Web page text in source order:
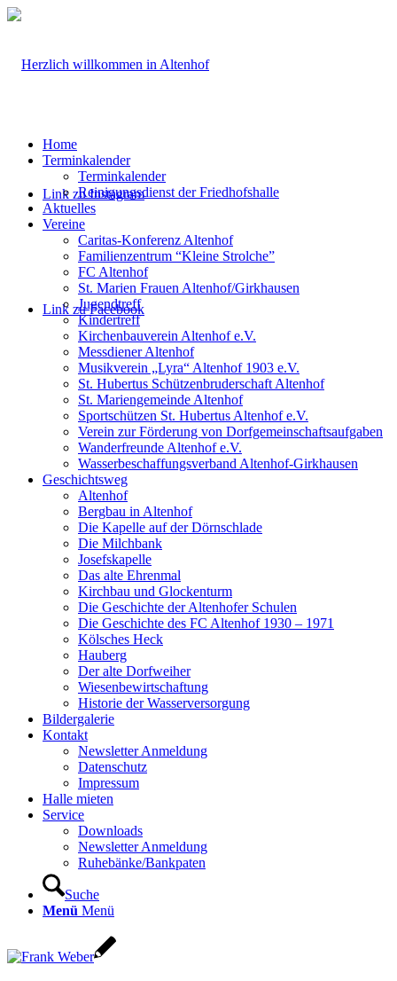
Link zu Instagram
Link zu Facebook
Home
Terminkalender
Terminkalender
Reinigungsdienst der Friedhofshalle
Aktuelles
Vereine
Caritas-Konferenz Altenhof
Familienzentrum “Kleine Strolche”
FC Altenhof
St. Marien Frauen Altenhof/Girkhausen
Jugendtreff
Kindertreff
Kirchenbauverein Altenhof e.V.
Messdiener Altenhof
Musikverein „Lyra“ Altenhof 1903 e.V.
St. Hubertus Schützenbruderschaft Altenhof
St. Mariengemeinde Altenhof
Sportschützen St. Hubertus Altenhof e.V.
Verein zur Förderung von Dorfgemeinschaftsaufgaben
Wanderfreunde Altenhof e.V.
Wasserbeschaffungsverband Altenhof-Girkhausen
Geschichtsweg
Altenhof
Bergbau in Altenhof
Die Kapelle auf der Dörnschlade
Die Milchbank
Josefskapelle
Das alte Ehrenmal
Kirchbau und Glockenturm
Die Geschichte der Altenhofer Schulen
Die Geschichte des FC Altenhof 1930 – 1971
Kölsches Heck
Hauberg
Der alte Dorfweiher
Wiesenbewirtschaftung
Historie der Wasserversorgung
Bildergalerie
Kontakt
Newsletter Anmeldung
Datenschutz
Impressum
Halle mieten
Service
Downloads
Newsletter Anmeldung
Ruhebänke/Bankpaten
Suche
Menü Menü